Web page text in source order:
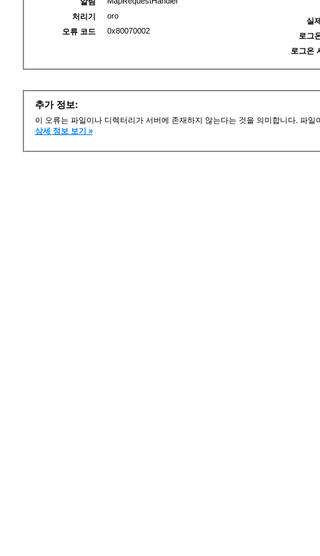
처리기
oro
오류 코드
0x80070002
실
로그
로그온
추가 정보:
이 오류는 파일이나 디렉터리가 서버에 존재하지 않는다는 것을 의미합니다. 파
상세 정보 보기 »